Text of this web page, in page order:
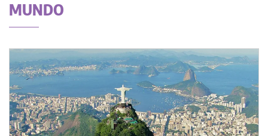
MUNDO